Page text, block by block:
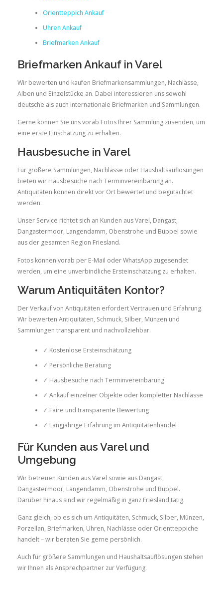
Orientteppich Ankauf
Uhren Ankauf
Briefmarken Ankauf
Briefmarken Ankauf in Varel
Wir bewerten und kaufen Briefmarkensammlungen, Nachlässe,
Alben und Einzelstücke an. Dabei interessieren uns sowohl
deutsche als auch internationale Briefmarken und Sammlungen.
Gerne können Sie uns vorab Fotos Ihrer Sammlung zusenden, um
eine erste Einschätzung zu erhalten.
Hausbesuche in Varel
Für größere Sammlungen, Nachlässe oder Haushaltsauflösungen
bieten wir Hausbesuche nach Terminvereinbarung an.
Antiquitäten können direkt vor Ort bewertet und begutachtet
werden.
Unser Service richtet sich an Kunden aus Varel, Dangast,
Dangastermoor, Langendamm, Obenstrohe und Büppel sowie
aus der gesamten Region Friesland.
Fotos können vorab per E-Mail oder WhatsApp zugesendet
werden, um eine unverbindliche Ersteinschätzung zu erhalten.
Warum Antiquitäten Kontor?
Der Verkauf von Antiquitäten erfordert Vertrauen und Erfahrung.
Wir bewerten Antiquitäten, Schmuck, Silber, Münzen und
Sammlungen transparent und nachvollziehbar.
✓ Kostenlose Ersteinschätzung
✓ Persönliche Beratung
✓ Hausbesuche nach Terminvereinbarung
✓ Ankauf einzelner Objekte oder kompletter Nachlässe
✓ Faire und transparente Bewertung
✓ Langjährige Erfahrung im Antiquitätenhandel
Für Kunden aus Varel und
Umgebung
Wir betreuen Kunden aus Varel sowie aus Dangast,
Dangastermoor, Langendamm, Obenstrohe und Büppel.
Darüber hinaus sind wir regelmäßig in ganz Friesland tätig.
Ganz gleich, ob es sich um Antiquitäten, Schmuck, Silber, Münzen,
Porzellan, Briefmarken, Uhren, Nachlässe oder Orientteppiche
handelt – wir beraten Sie gerne persönlich.
Auch für größere Sammlungen und Haushaltsauflösungen stehen
wir Ihnen als Ansprechpartner zur Verfügung.